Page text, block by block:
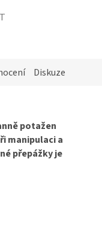
Diskuze
potažen
manipulaci a
přepážky je